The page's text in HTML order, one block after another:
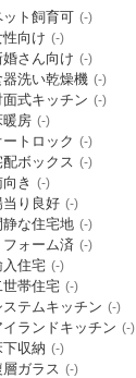
ット飼育可 (-)
性向け (-)
婚さん向け (-)
器洗い乾燥機 (-)
面式キッチン (-)
暖房 (-)
ートロック (-)
配ボックス (-)
き (-)
当り良好 (-)
静な住宅地 (-)
フォーム済 (-)
入住宅 (-)
世帯住宅 (-)
ステムキッチン (-)
イランドキッチン (-)
下収納 (-)
層ガラス (-)